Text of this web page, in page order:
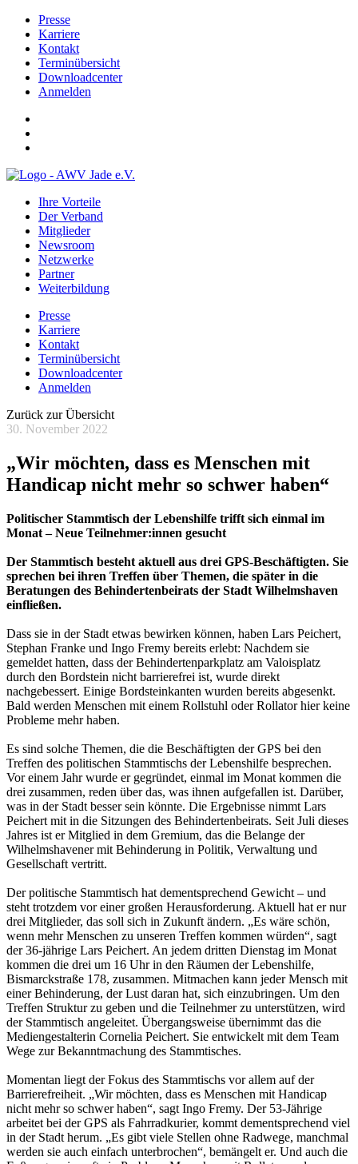
Presse
Karriere
Kontakt
Terminübersicht
Downloadcenter
Anmelden
Ihre Vorteile
Der Verband
Mitglieder
Newsroom
Netzwerke
Partner
Weiterbildung
Presse
Karriere
Kontakt
Terminübersicht
Downloadcenter
Anmelden
Zurück zur Übersicht
30. November 2022
„Wir möchten, dass es Menschen mit
Handicap nicht mehr so schwer haben“
Politischer Stammtisch der Lebenshilfe trifft sich einmal im
Monat – Neue Teilnehmer:innen gesucht
Der Stammtisch besteht aktuell aus drei GPS-Beschäftigten. Sie
sprechen bei ihren Treffen über Themen, die später in die
Beratungen des Behindertenbeirats der Stadt Wilhelmshaven
einfließen.
Dass sie in der Stadt etwas bewirken können, haben Lars Peichert,
Stephan Franke und Ingo Fremy bereits erlebt: Nachdem sie
gemeldet hatten, dass der Behindertenparkplatz am Valoisplatz
durch den Bordstein nicht barrierefrei ist, wurde direkt
nachgebessert. Einige Bordsteinkanten wurden bereits abgesenkt.
Bald werden Menschen mit einem Rollstuhl oder Rollator hier keine
Probleme mehr haben.
Es sind solche Themen, die die Beschäftigten der GPS bei den
Treffen des politischen Stammtischs der Lebenshilfe besprechen.
Vor einem Jahr wurde er gegründet, einmal im Monat kommen die
drei zusammen, reden über das, was ihnen aufgefallen ist. Darüber,
was in der Stadt besser sein könnte. Die Ergebnisse nimmt Lars
Peichert mit in die Sitzungen des Behindertenbeirats. Seit Juli dieses
Jahres ist er Mitglied in dem Gremium, das die Belange der
Wilhelmshavener mit Behinderung in Politik, Verwaltung und
Gesellschaft vertritt.
Der politische Stammtisch hat dementsprechend Gewicht – und
steht trotzdem vor einer großen Herausforderung. Aktuell hat er nur
drei Mitglieder, das soll sich in Zukunft ändern. „Es wäre schön,
wenn mehr Menschen zu unseren Treffen kommen würden“, sagt
der 36-jährige Lars Peichert. An jedem dritten Dienstag im Monat
kommen die drei um 16 Uhr in den Räumen der Lebenshilfe,
Bismarckstraße 178, zusammen. Mitmachen kann jeder Mensch mit
einer Behinderung, der Lust daran hat, sich einzubringen. Um den
Treffen Struktur zu geben und die Teilnehmer zu unterstützen, wird
der Stammtisch angeleitet. Übergangsweise übernimmt das die
Mediengestalterin Cornelia Peichert. Sie entwickelt mit dem Team
Wege zur Bekanntmachung des Stammtisches.
Momentan liegt der Fokus des Stammtischs vor allem auf der
Barrierefreiheit. „Wir möchten, dass es Menschen mit Handicap
nicht mehr so schwer haben“, sagt Ingo Fremy. Der 53-Jährige
arbeitet bei der GPS als Fahrradkurier, kommt dementsprechend viel
in der Stadt herum. „Es gibt viele Stellen ohne Radwege, manchmal
werden sie auch einfach unterbrochen“, bemängelt er. Und auch die